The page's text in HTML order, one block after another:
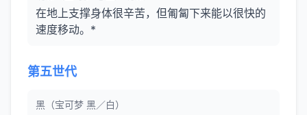
在地上支撑身体很辛苦，但匍匐下来能以很快的
速度移动。*
第五世代
黑（宝可梦 黑／白）